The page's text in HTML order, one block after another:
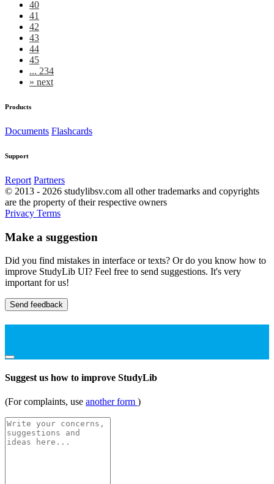
40
41
42
43
44
45
... 234
» next
Products
Documents Flashcards
Support
Report Partners
© 2013 - 2026 studylibsv.com all other trademarks and copyrights
are the property of their respective owners
Privacy Terms
Make a suggestion
Did you find mistakes in interface or texts? Or do you know how to
improve StudyLib UI? Feel free to send suggestions. It's very
important for us!
Send feedback
Suggest us how to improve StudyLib
(For complaints, use another form )